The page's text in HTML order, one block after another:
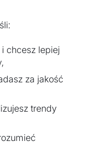
chcesz lepiej
za jakość
trendy